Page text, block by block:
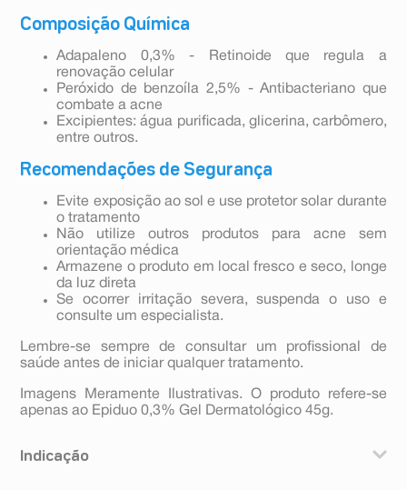
Composição Química
Adapaleno 0,3% - Retinoide que regula a
renovação celular
Peróxido de benzoíla 2,5% - Antibacteriano que
combate a acne
Excipientes: água purificada, glicerina, carbômero,
entre outros.
Recomendações de Segurança
Evite exposição ao sol e use protetor solar durante
o tratamento
Não utilize outros produtos para acne sem
orientação médica
Armazene o produto em local fresco e seco, longe
da luz direta
Se ocorrer irritação severa, suspenda o uso e
consulte um especialista.
Lembre-se sempre de consultar um profissional de
saúde antes de iniciar qualquer tratamento.
Imagens Meramente Ilustrativas. O produto refere-se
apenas ao Epiduo 0,3% Gel Dermatológico 45g.
Indicação